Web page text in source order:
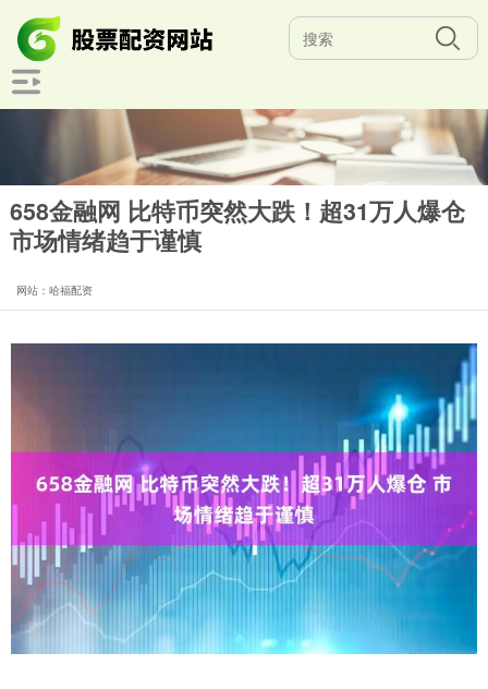
658金融网 比特币突然大跌！超31万人爆仓
市场情绪趋于谨慎
网站：哈福配资